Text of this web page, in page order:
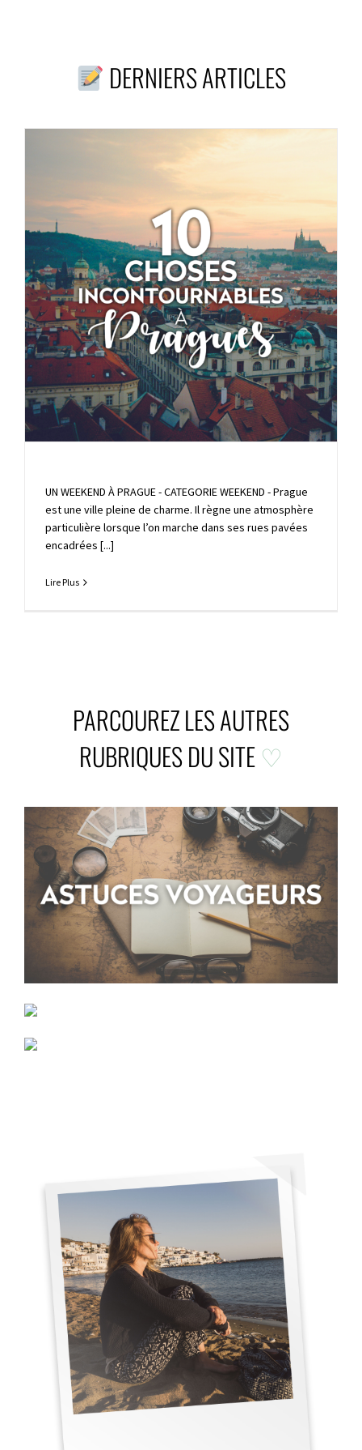
DERNIERS ARTICLES
UN WEEKEND À PRAGUE - CATEGORIE WEEKEND - Prague
est une ville pleine de charme. Il règne une atmosphère
particulière lorsque l’on marche dans ses rues pavées
encadrées [...]
Lire Plus
PARCOUREZ LES AUTRES
RUBRIQUES DU SITE♡